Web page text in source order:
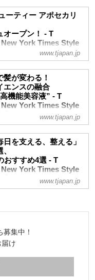
ーティー アポセカリ
オープン！ - T
York Times Style
いち早く体現してきた場、
ーティー アポセカリー」
フレッシュオープン。そ
解を伊熊奈美が読み解く
www.tjapan.jp
髪が変わる！
エンスの融合
機能美容液” - T
York Times Style
発するヘアケア「OMG＋
・プラス）」。かつてない
きるというシャンプー＆ト
どのように生まれたのか？
容ジャーナリストの伊熊奈
ティブ・ディレクターのマ
www.tjapan.jp
日を支える、整える」
おすすめ4選 - T
York Times Style
るものまで。美容ジャーナ
ア商品より、効果実感を交
www.tjapan.jp
集中！
け